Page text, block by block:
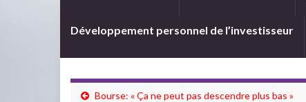
Développement personnel de l’investisseur
Bourse: « Ça ne peut pas descendre plus bas »